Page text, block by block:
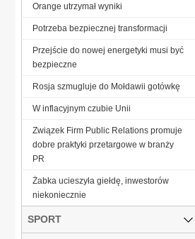
Orange utrzymał wyniki
Potrzeba bezpiecznej transformacji
Przejście do nowej energetyki musi być
bezpieczne
Rosja szmugluje do Mołdawii gotówkę
W inflacyjnym czubie Unii
Związek Firm Public Relations promuje
dobre praktyki przetargowe w branży
PR
Żabka ucieszyła giełdę, inwestorów
niekoniecznie
SPORT